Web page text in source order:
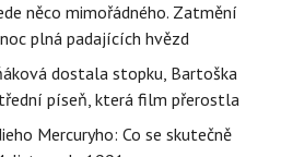
něco mimořádného. Zatmění
plná padajících hvězd
dostala stopku, Bartoška
píseň, která film přerostla
Mercuryho: Co se skutečně